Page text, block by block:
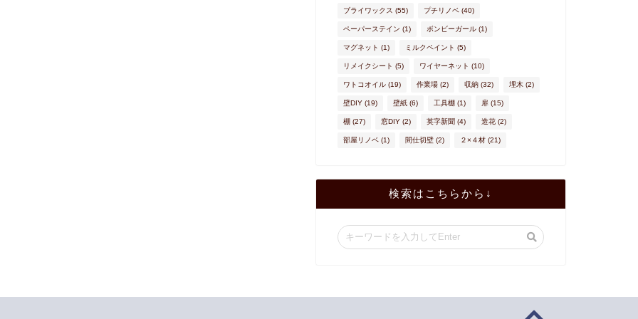
ブライワックス (55) プチリノベ(40)
ペーパーステイン (1) ボンビーガール(1)
マグネット (1) ミルクペイント (5)
リメイクシート (5) ワイヤーネット (10)
ワトコオイル(19) 作業場(2) 収納(32) 埋木(2)
壁DIY(19) 壁紙(6) 工具棚(1) 扉(15)
棚(27) 窓DIY(2) 英字新聞 (4) 造花(2)
部屋リノベ(1) 間仕切壁(2) ２×４材(21)
検索はこちらから↓